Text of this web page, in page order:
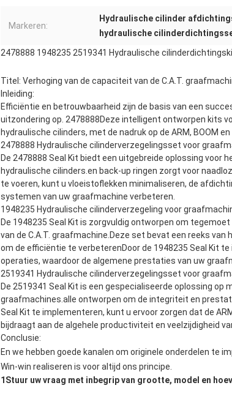
Markeren:
Hydraulische cilinder
hydraulische
2478888 1948235 2519341 Hydraulische
Titel: Verhoging van de capaciteit van de C.A.T.
Inleiding:
Efficiëntie en betrouwbaarheid zijn de basis van een
uitzondering op. 2478888Deze intelligent ontworpen kits
hydraulische cilinders, met de nadruk op de ARM, BOOM
2478888 Hydraulische cilinderverzegelingsset voor
De 2478888 Seal Kit biedt een uitgebreide oplossing voor
hydraulische cilinders.en back-up ringen zorgt voor
te voeren, kunt u vloeistoflekken minimaliseren, de
systemen van uw graafmachine verbeteren.
1948235 Hydraulische cilinderverzegeling voor
De 1948235 Seal Kit is zorgvuldig ontworpen om
van de C.A.T. graafmachine.Deze set bevat een reeks
om de efficiëntie te verbeterenDoor de 1948235 Seal Kit
operaties, waardoor de algemene prestaties van uw
2519341 Hydraulische cilinderverzegelingsset voor
De 2519341 Seal Kit is een gespecialiseerde oplossing op
graafmachines.alle ontworpen om de integriteit en
Seal Kit te implementeren, kunt u ervoor zorgen dat de
bijdraagt aan de algehele productiviteit en veelzijdigheid
Conclusie:
En we hebben goede kanalen om originele onderdelen te
Win-win realiseren is voor altijd ons principe.
1Stuur uw vraag met inbegrip van grootte, model en